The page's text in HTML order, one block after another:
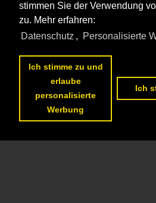
stimmen Sie der Verwendung
zu. Mehr erfahren:
Datenschutz , Personalisierte
Ich stimme zu und
erlaube
personalisierte
Werbung
Ich